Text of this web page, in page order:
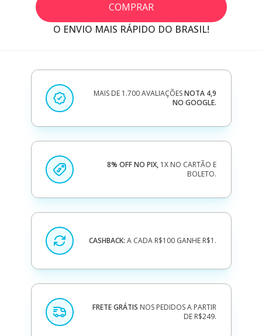
COMPRAR
O ENVIO MAIS RÁPIDO DO BRASIL!
MAIS DE 1.700 AVALIAÇÕESNOTA 4,9
NO GOOGLE.
8% OFF NO PIX, 1X NO CARTÃO E
BOLETO.
CASHBACK: A CADA R$100 GANHE R$1.
FRETE GRÁTIS NOS PEDIDOS A PARTIR
DE R$249.